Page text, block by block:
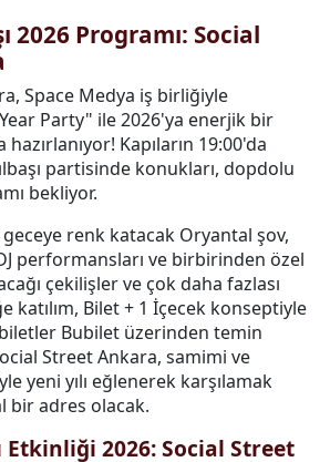
İletişim Bilgileri
2026 Programı: Social
Space Medya iş birliğiyle
Party" ile 2026'ya enerjik bir
Kapıların 19:00'da
partisinde konukları, dopdolu
bekliyor.
renk katacak Oryantal şov,
performansları ve birbirinden özel
çekilişler ve çok daha fazlası
katılım, Bilet + 1 İçecek konseptiyle
Bubilet üzerinden temin
Street Ankara, samimi ve
yeni yılı eğlenerek karşılamak
bir adres olacak.
Etkinliği 2026: Social Street